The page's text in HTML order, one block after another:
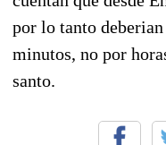
por lo tanto
minutos, no por
santo.